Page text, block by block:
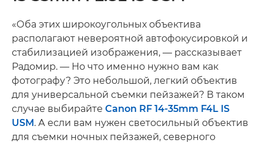
«Оба этих широкоугольных объектива
располагают невероятной автофокусировкой и
стабилизацией изображения, — рассказывает
Радомир. — Но что именно нужно вам как
фотографу? Это небольшой, легкий объектив
для универсальной съемки пейзажей? В таком
случае выбирайте Canon RF 14-35mm F4L IS
USM. А если вам нужен светосильный объектив
для съемки ночных пейзажей, северного